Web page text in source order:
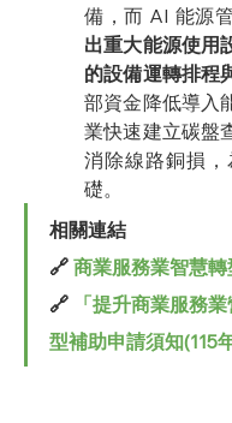
備，而 AI 能源
出重大能源使用
的設備運轉排程
部資金降低導入
業快速建立碳盤
消除線路銅損
礎。
相關連結
🔗 商業服務業智慧
🔗
「提升商業服務
型補助申請須知(115